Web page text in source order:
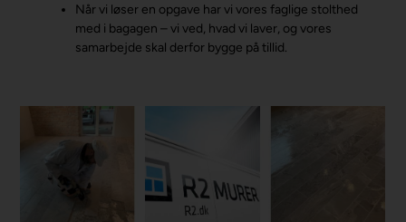
Når vi løser en opgave har vi vores faglige stolthed
med i bagagen – vi ved, hvad vi laver, og vores
samarbejde skal derfor bygge på tillid.